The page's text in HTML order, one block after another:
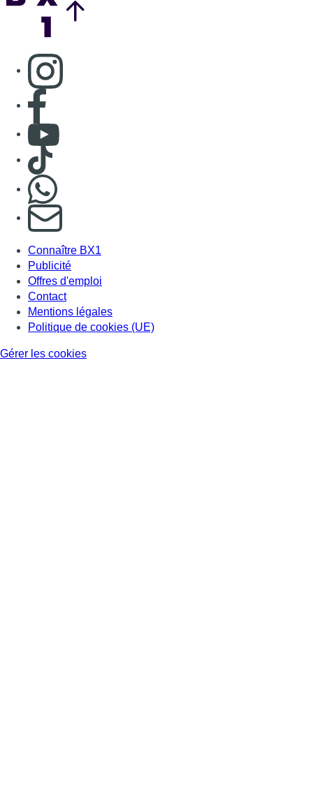
Consulter page Instagram
Consulter page Facebook
Consulter Youtube
Consulter TikTok
S'abonner à notre newsletter
Connaître BX1
Publicité
Offres d'emploi
Contact
Mentions légales
Politique de cookies (UE)
Gérer les cookies